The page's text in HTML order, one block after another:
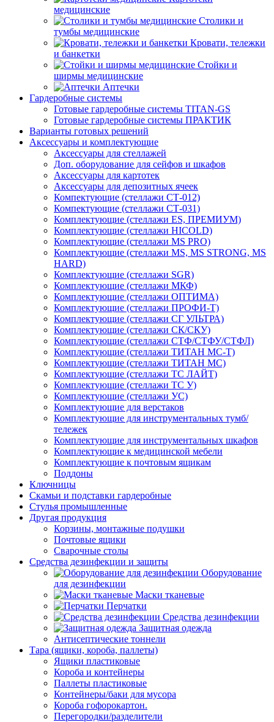
медицинские
Столики и
тумбы медицинские
Кровати, тележки
и банкетки
Стойки и
ширмы медицинские
Аптечки
Гардеробные системы
Готовые гардеробные системы TITAN-GS
Готовые гардеробные системы ПРАКТИК
Варианты готовых решений
Аксессуары и комплектующие
Аксессуары для стеллажей
Доп. оборудование для сейфов и шкафов
Аксессуары для картотек
Аксессуары для депозитных ячеек
Компектующие (стеллажи СТ-012)
Компектующие (стеллажи СТ-031)
Комплектующие (стеллажи ES, ПРЕМИУМ)
Комплектующие (стеллажи HICOLD)
Комплектующие (стеллажи MS PRO)
Комплектующие (стеллажи MS, MS STRONG, MS
HARD)
Комплектующие (стеллажи SGR)
Комплектующие (стеллажи МКФ)
Комплектующие (стеллажи ОПТИМА)
Комплектующие (стеллажи ПРОФИ-Т)
Комплектующие (стеллажи СГ УЛЬТРА)
Комплектующие (стеллажи СК/СКУ)
Комплектующие (стеллажи СТФ/СТФУ/СТФЛ)
Комплектующие (стеллажи ТИТАН МС-Т)
Комплектующие (стеллажи ТИТАН МС)
Комплектующие (стеллажи ТС ЛАЙТ)
Комплектующие (стеллажи ТС У)
Комплектующие (стеллажи УС)
Комплектующие для верстаков
Комплектующие для инструментальных тумб/
тележек
Комплектующие для инструментальных шкафов
Комплектующие к медицинской мебели
Комплектующие к почтовым ящикам
Поддоны
Ключницы
Скамьи и подставки гардеробные
Стулья промышленные
Другая продукция
Корзины, монтажные подушки
Почтовые ящики
Сварочные столы
Средства дезинфекции и защиты
Оборудование
для дезинфекции
Маски тканевые
Перчатки
Средства дезинфекции
Защитная одежда
Антисептические тоннели
Тара (ящики, короба, паллеты)
Ящики пластиковые
Короба и контейнеры
Паллеты пластиковые
Контейнеры/баки для мусора
Короба гофорокартон.
Перегородки/разделители